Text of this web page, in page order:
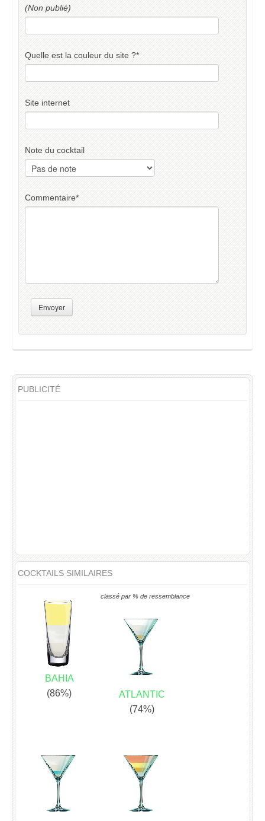
(Non publié)
Quelle est la couleur du site ?*
Site internet
Note du cocktail
Commentaire*
Envoyer
PUBLICITÉ
COCKTAILS SIMILAIRES
classé par % de ressemblance
BAHIA
(86%)
ATLANTIC
(74%)